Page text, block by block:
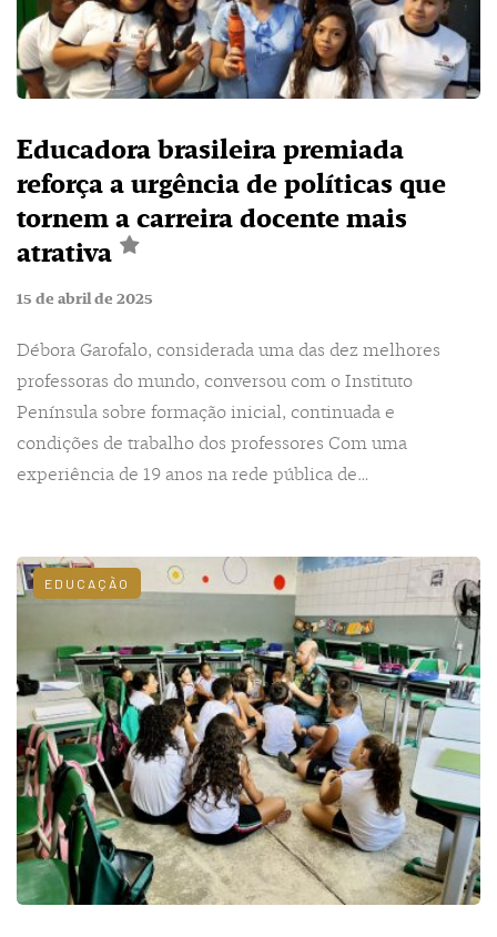
Educadora brasileira premiada
reforça a urgência de políticas que
tornem a carreira docente mais
atrativa
15 de abril de 2025
Débora Garofalo, considerada uma das dez melhores
professoras do mundo, conversou com o Instituto
Península sobre formação inicial, continuada e
condições de trabalho dos professores Com uma
experiência de 19 anos na rede pública de…
EDUCAÇÃO